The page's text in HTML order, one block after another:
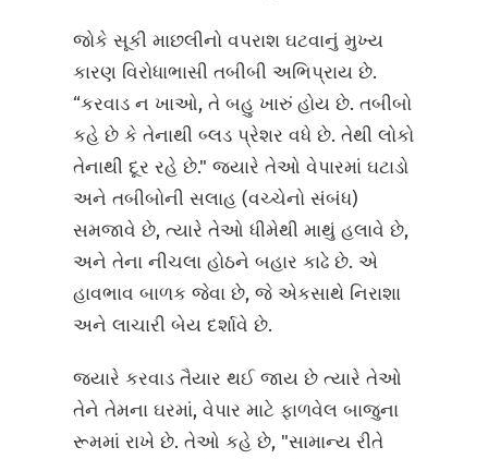
જોકે સૂકી માછલીનો વપરાશ ઘટવાનું મુખ્ય
કારણ વિરોધાભાસી તબીબી અભિપ્રાય છે.
“કરવાડ ન ખાઓ, તે બહુ ખારું હોય છે. તબીબો
કહે છે કે તેનાથી બ્લડ પ્રેશર વધે છે. તેથી લોકો
તેનાથી દૂર રહે છે." જ્યારે તેઓ વેપારમાં ઘટાડો
અને તબીબોની સલાહ (વચ્ચેનો સંબંધ)
સમજાવે છે, ત્યારે તેઓ ધીમેથી માથું હલાવે છે,
અને તેના નીચલા હોઠને બહાર કાઢે છે. એ
હાવભાવ બાળક જેવા છે, જે એકસાથે નિરાશા
અને લાચારી બેય દર્શાવે છે.
જ્યારે કરવાડ તૈયાર થઈ જાય છે ત્યારે તેઓ
તેને તેમના ઘરમાં, વેપાર માટે ફાળવેલ બાજુના
રૂમમાં રાખે છે. તેઓ કહે છે, "સામાન્ય રીતે